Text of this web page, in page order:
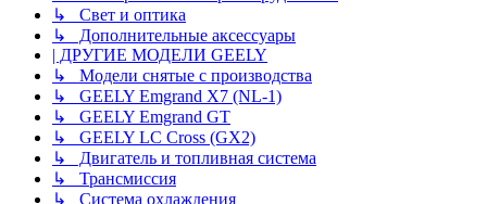
↳ Свет и оптика
↳ Дополнительные аксессуары
| ДРУГИЕ МОДЕЛИ GEELY
↳ Модели снятые с производства
↳ GEELY Emgrand X7 (NL-1)
↳ GEELY Emgrand GT
↳ GEELY LC Cross (GX2)
↳ Двигатель и топливная система
↳ Трансмиссия
↳ Система охлаждения